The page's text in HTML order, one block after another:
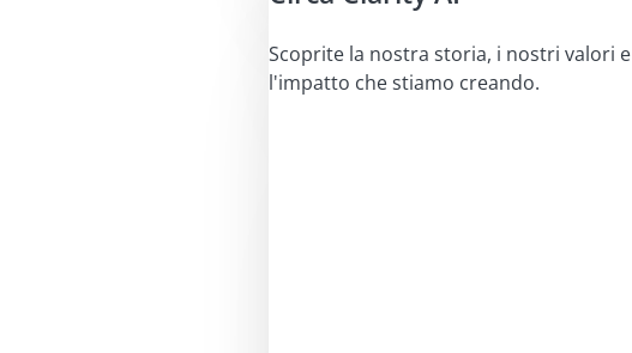
Scoprite la nostra storia, i nostri valori e
l'impatto che stiamo creando.